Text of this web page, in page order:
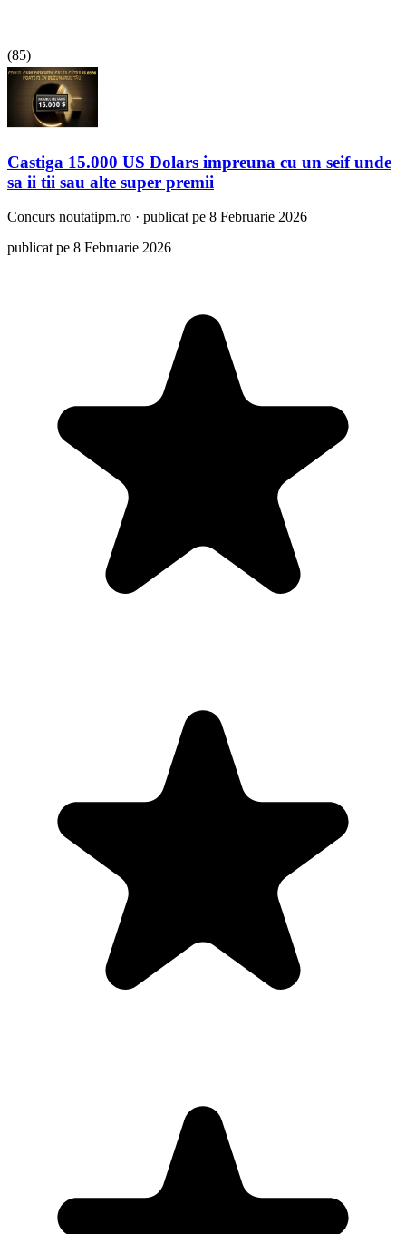
(85)
Castiga 15.000 US Dolars impreuna cu un seif unde
sa ii tii sau alte super premii
Concurs noutatipm.ro · publicat pe 8 Februarie 2026
publicat pe 8 Februarie 2026